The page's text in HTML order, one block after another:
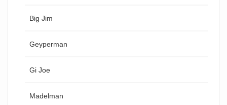
Big Jim
Geyperman
Gi Joe
Madelman